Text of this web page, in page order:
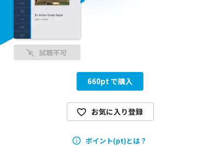
試聴不可
660pt で購入
お気に入り登録
ポイント(pt)とは？